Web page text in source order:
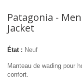
Patagonia -
Jacket
État : Neuf
Manteau de wading pour
confort.